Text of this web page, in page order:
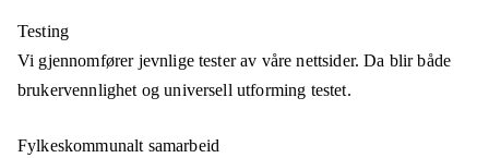
Testing
Vi gjennomfører jevnlige tester av våre nettsider. Da blir både
brukervennlighet og universell utforming testet.
Fylkeskommunalt samarbeid